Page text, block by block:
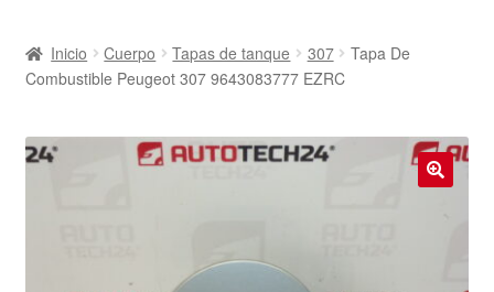
navegación
Caja registradora
Carro
Inicio Cuerpo Tapas de tanque 307
Tapa De
Combustible Peugeot 307 9643083777 EZRC